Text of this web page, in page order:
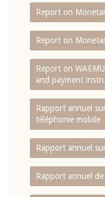
Report on
Report on
Report on
and payment
Rapport annuel
téléphonie mobile
Rapport annuel
Rapport annuel de